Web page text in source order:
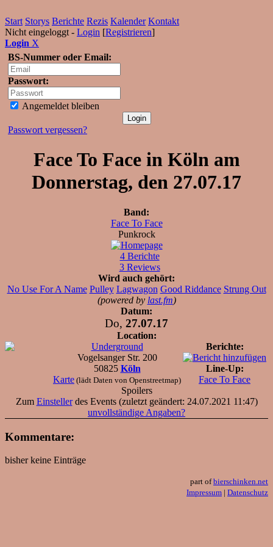
Start Storys Berichte Rezis Kalender Kontakt
Nicht eingeloggt - Login [Registrieren]
Login X
BS-Nummer oder Email:
Passwort:
Angemeldet bleiben
Passwort vergessen?
Face To Face in Köln am
Donnerstag, den 27.07.17
Band:
Face To Face
Punkrock
4 Berichte
3 Reviews
Wird auch gehört:
No Use For A Name Pulley Lagwagon Good Riddance Strung Out
(powered by last.fm)
Datum:
Do, 27.07.17
Location:
Underground
Vogelsanger Str. 200
50825 Köln
Karte (lädt Daten von Openstreetmap)
Berichte:
Line-Up:
Face To Face
Spoilers
Zum Einstellerdes Events (zuletzt geändert: 24.07.2021 11:47)
unvollständige Angaben?
Kommentare:
bisher keine Einträge
part ofbierschinken.net
Impressum | Datenschutz